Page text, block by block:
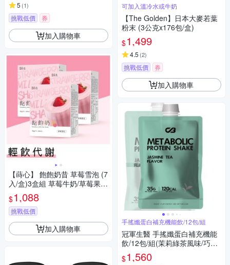
5 (1)
挑戰低價 券
加入購物車
【蒔心】 飽飽奶昔 草莓雪泡 (7
入/盒)3盒組 草莓牛奶/草莓果
乾/高蛋白/膳食纖維/早餐/代餐/
窈窕
$1,088
挑戰低價
加入購物車
可加入溫冷水或牛奶
【The Golden】日本大麥若葉
粉末 (3公克x176包/盒)
$1,499
4.5 (2)
挑戰低價 券
加入購物車
手搖孅蛋白補充機能飲/12包/組
冠軍生醫 手搖孅蛋白補充機能
飲/12包/組(茉莉綠茶風味/巧克
力香草餅乾風味)
$1,560